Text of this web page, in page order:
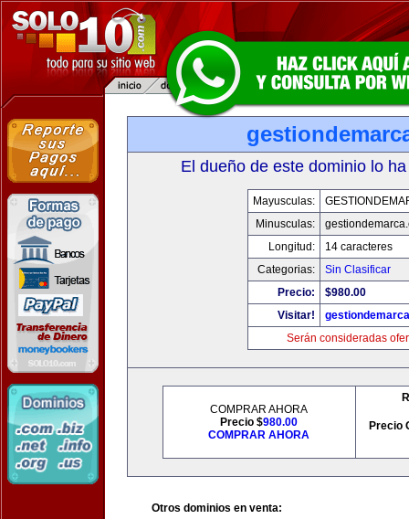
El dueño de este dominio lo
Mayusculas:
Minusculas:
Longitud:
14 caracteres
Categorias:
Sin Clasificar
Precio:
$980.00
Visitar!
Serán consideradas
COMPRAR AHORA
Precio $980.00
COMPRAR AHORA
Precio
Otros dominios en venta: